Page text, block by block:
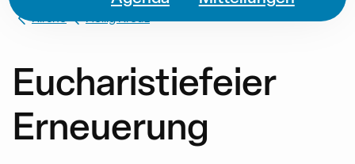
Kirche Heilig Kreuz
Eucharistiefeier
Erneuerung